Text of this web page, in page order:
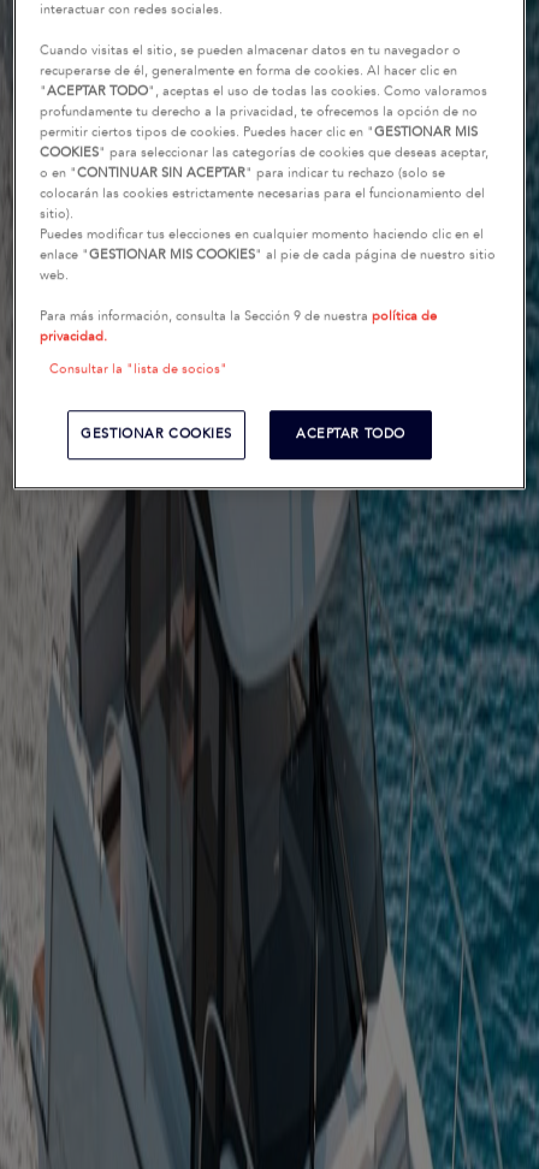
interactuar con redes sociales.
Cuando visitas el sitio, se pueden almacenar datos en tu navegador o
recuperarse de él, generalmente en forma de cookies. Al hacer clic en
"ACEPTAR TODO", aceptas el uso de todas las cookies. Como valoramos
profundamente tu derecho a la privacidad, te ofrecemos la opción de no
permitir ciertos tipos de cookies. Puedes hacer clic en "GESTIONAR MIS
COOKIES" para seleccionar las categorías de cookies que deseas aceptar,
o en "CONTINUAR SIN ACEPTAR" para indicar tu rechazo (solo se
colocarán las cookies estrictamente necesarias para el funcionamiento del
sitio).
Puedes modificar tus elecciones en cualquier momento haciendo clic en el
enlace "GESTIONAR MIS COOKIES" al pie de cada página de nuestro sitio
web.
Para más información, consulta la Sección 9 de nuestrapolítica de
privacidad.
Consultar la "lista de socios"
GESTIONAR COOKIES ACEPTAR TODO